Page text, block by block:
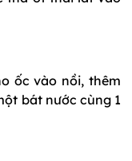
ốc vào nồi, thêm
bát nước cùng 1